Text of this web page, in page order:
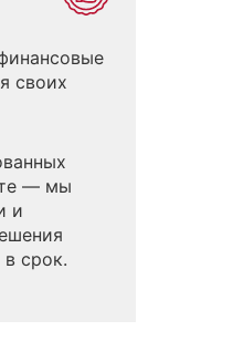
своих
— мы
и
срок.